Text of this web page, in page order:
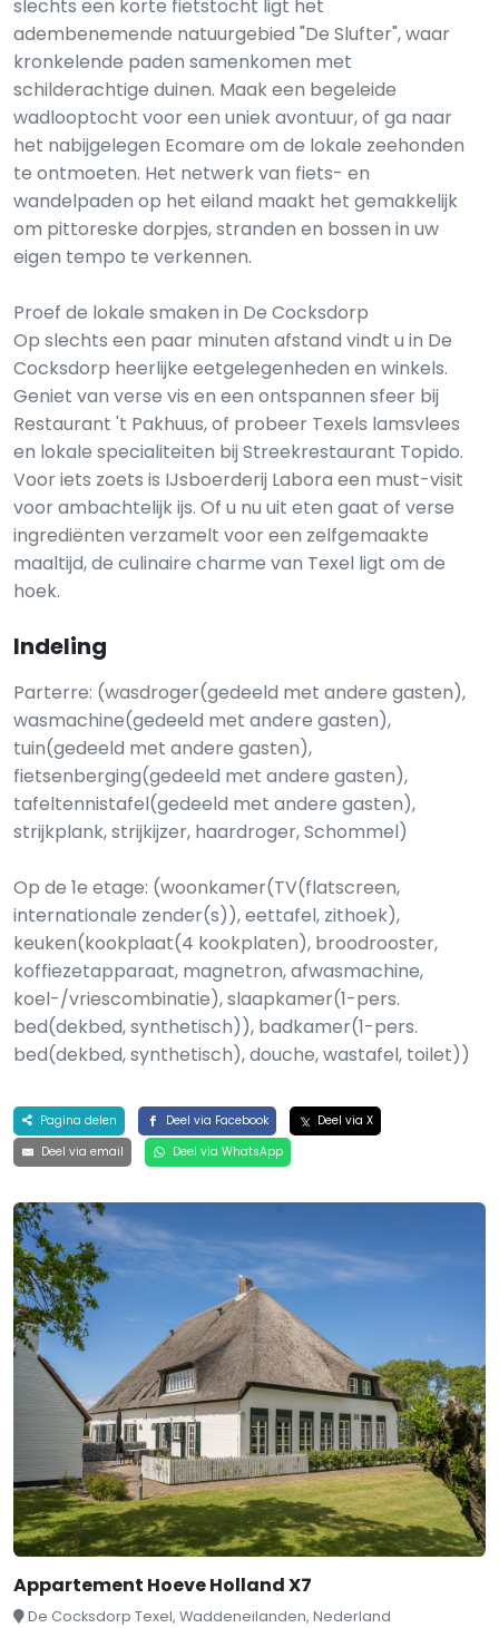
slechts een korte fietstocht ligt het
adembenemende natuurgebied "De Slufter", waar
kronkelende paden samenkomen met
schilderachtige duinen. Maak een begeleide
wadlooptocht voor een uniek avontuur, of ga naar
het nabijgelegen Ecomare om de lokale zeehonden
te ontmoeten. Het netwerk van fiets- en
wandelpaden op het eiland maakt het gemakkelijk
om pittoreske dorpjes, stranden en bossen in uw
eigen tempo te verkennen.
Proef de lokale smaken in De Cocksdorp
Op slechts een paar minuten afstand vindt u in De
Cocksdorp heerlijke eetgelegenheden en winkels.
Geniet van verse vis en een ontspannen sfeer bij
Restaurant 't Pakhuus, of probeer Texels lamsvlees
en lokale specialiteiten bij Streekrestaurant Topido.
Voor iets zoets is IJsboerderij Labora een must-visit
voor ambachtelijk ijs. Of u nu uit eten gaat of verse
ingrediënten verzamelt voor een zelfgemaakte
maaltijd, de culinaire charme van Texel ligt om de
hoek.
Indeling
Parterre: (wasdroger(gedeeld met andere gasten),
wasmachine(gedeeld met andere gasten),
tuin(gedeeld met andere gasten),
fietsenberging(gedeeld met andere gasten),
tafeltennistafel(gedeeld met andere gasten),
strijkplank, strijkijzer, haardroger, Schommel)
Op de 1e etage: (woonkamer(TV(flatscreen,
internationale zender(s)), eettafel, zithoek),
keuken(kookplaat(4 kookplaten), broodrooster,
koffiezetapparaat, magnetron, afwasmachine,
koel-/vriescombinatie), slaapkamer(1-pers.
bed(dekbed, synthetisch)), badkamer(1-pers.
bed(dekbed, synthetisch), douche, wastafel, toilet))
Pagina delen Deel via Facebook
Deel via X
Deel via email
Deel via WhatsApp
Appartement Hoeve Holland X7
De Cocksdorp Texel, Waddeneilanden, Nederland